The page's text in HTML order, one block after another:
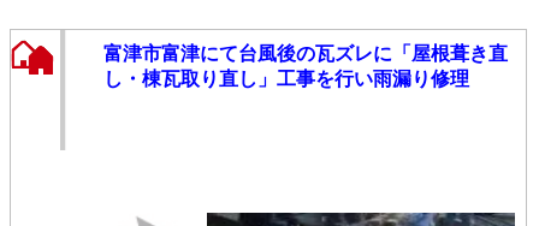
富津市富津にて台風後の瓦ズレに「屋根葺き直
し・棟瓦取り直し」工事を行い雨漏り修理